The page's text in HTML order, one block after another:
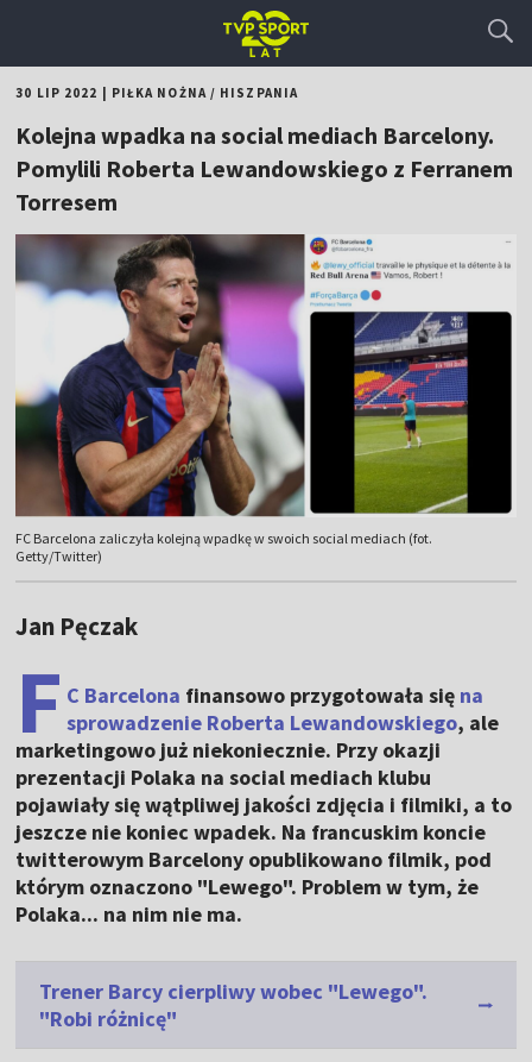
30 LIP 2022 PIŁKA NOŻNA/ HISZPANIA
Kolejna wpadka na social mediach Barcelony.
Pomylili Roberta Lewandowskiego z Ferranem
Torresem
FC Barcelona zaliczyła kolejną wpadkę w swoich social mediach (fot.
Getty/Twitter)
Jan Pęczak
F C Barcelona finansowo przygotowała się na
sprowadzenie Roberta Lewandowskiego, ale
marketingowo już niekoniecznie. Przy okazji
prezentacji Polaka na social mediach klubu
pojawiały się wątpliwej jakości zdjęcia i filmiki, a to
jeszcze nie koniec wpadek. Na francuskim koncie
twitterowym Barcelony opublikowano filmik, pod
którym oznaczono "Lewego". Problem w tym, że
Polaka... na nim nie ma.
Trener Barcy cierpliwy wobec "Lewego".
"Robi różnicę"